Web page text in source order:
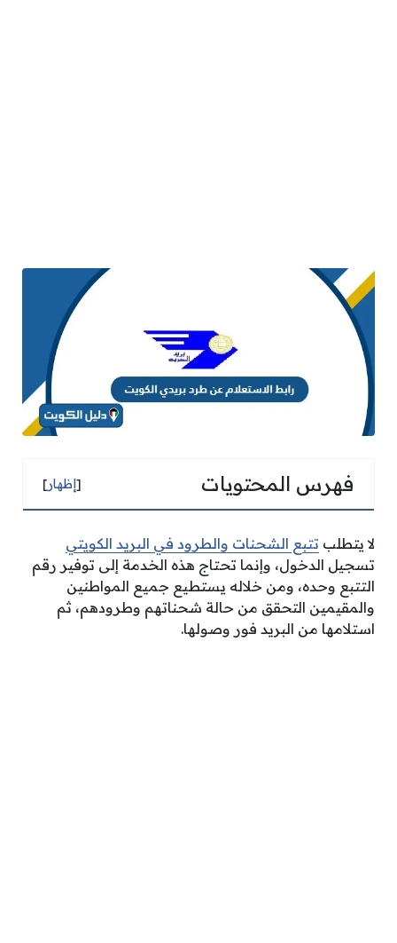
فهرس المحتويات [إظهار]
لا يتطلب تتبع الشحنات والطرود في البريد الكويتي
تسجيل الدخول، وإنما تحتاج هذه الخدمة إلى توفير رقم
التتبع وحده، ومن خلاله يستطيع جميع المواطنين
والمقيمين التحقق من حالة شحناتهم وطرودهم، ثم
استلامها من البريد فور وصولها.